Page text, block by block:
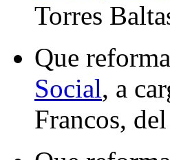
Torres
Que
Social, a
Francos,